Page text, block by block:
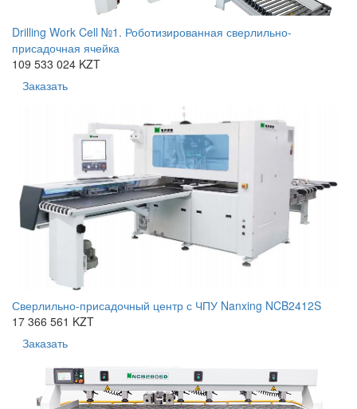
Drilling Work Cell №1. Роботизированная сверлильно-
присадочная ячейка
109 533 024 KZT
Заказать
Сверлильно-присадочный центр с ЧПУ Nanxing NCB2412S
17 366 561 KZT
Заказать